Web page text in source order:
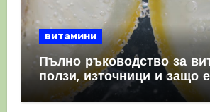
витамини
Пълно ръководство за
ползи, източници и защо
имунната система